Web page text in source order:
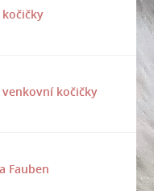
kočičky
venkovní kočičky
Fauben